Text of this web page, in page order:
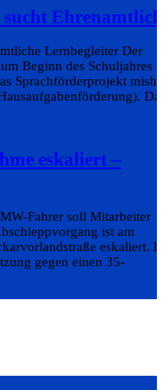
Lernbegleiter Der
Beginn des Schuljahres
Sprachförderprojekt misha
eskaliert –
Fahrer soll Mitarbeiter
ist am
eskaliert.
gegen einen 35-